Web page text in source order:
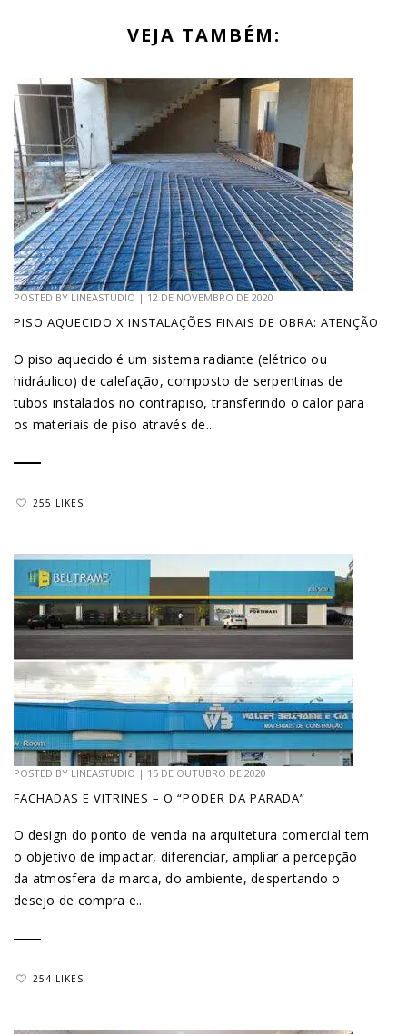
VEJA TAMBÉM:
POSTED BY LINEASTUDIO | 12 DE NOVEMBRO DE 2020
PISO AQUECIDO X INSTALAÇÕES FINAIS DE OBRA: ATENÇÃO
O piso aquecido é um sistema radiante (elétrico ou
hidráulico) de calefação, composto de serpentinas de
tubos instalados no contrapiso, transferindo o calor para
os materiais de piso através de...
255 LIKES
POSTED BY LINEASTUDIO | 15 DE OUTUBRO DE 2020
FACHADAS E VITRINES – O “PODER DA PARADA”
O design do ponto de venda na arquitetura comercial tem
o objetivo de impactar, diferenciar, ampliar a percepção
da atmosfera da marca, do ambiente, despertando o
desejo de compra e...
254 LIKES